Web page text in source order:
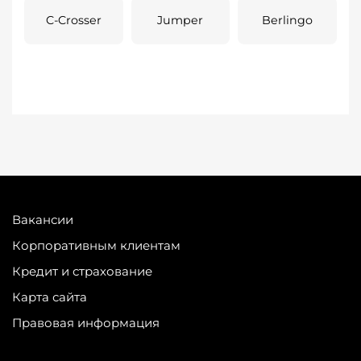
C-Crosser Jumper Berlingo
Вакансии
Корпоративным клиентам
Кредит и страхование
Карта сайта
Правовая информация